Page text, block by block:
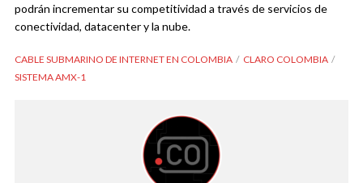
podrán incrementar su competitividad a través de servicios de
conectividad, datacenter y la nube.
CABLE SUBMARINO DE INTERNET EN COLOMBIA
CLARO COLOMBIA
SISTEMA AMX-1